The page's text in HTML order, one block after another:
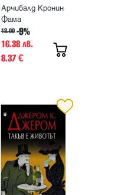
Арчибалд Кронин
Фама
18.00 -9%
16.38 лв.
8.37€